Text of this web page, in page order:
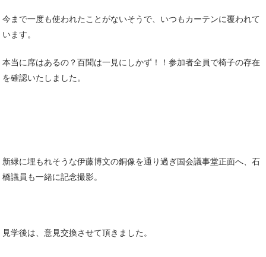
今まで一度も使われたことがないそうで、いつもカーテンに覆われて
います。
本当に席はあるの？百聞は一見にしかず！！参加者全員で椅子の存在
を確認いたしました。
新緑に埋もれそうな伊藤博文の銅像を通り過ぎ国会議事堂正面へ、石
橋議員も一緒に記念撮影。
見学後は、意見交換させて頂きました。